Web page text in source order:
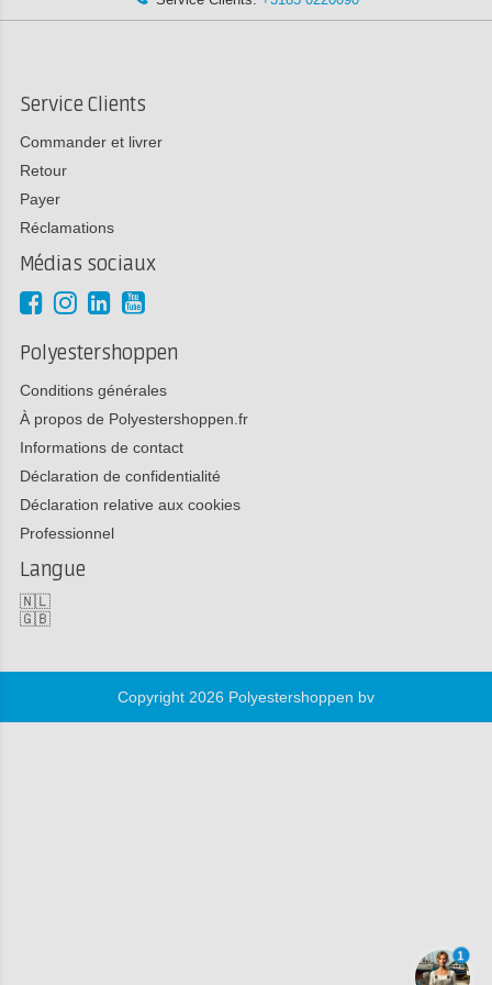
Service Clients
Commander et livrer
Retour
Payer
Réclamations
Médias sociaux
Polyestershoppen
Conditions générales
À propos de Polyestershoppen.fr
Informations de contact
Déclaration de confidentialité
Déclaration relative aux cookies
Professionnel
Langue
🇳🇱
🇬🇧
Copyright 2026 Polyestershoppen bv
1